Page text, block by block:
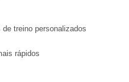
treino personalizados
rápidos